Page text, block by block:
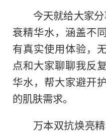
今天就给大家
衰精华水，涵盖不
有真实使用体验，
点和大家聊聊我反
华水，帮大家避开
的肌肤需求。
万本双抗焕亮